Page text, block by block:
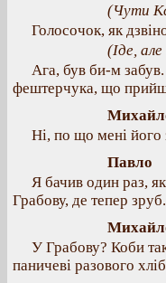
(Чути
Голосочок, як
(Іде,
Ага, був би-м
фештерчука, що
Ні, по що мені його
Павло
Я бачив один раз,
Грабову, де тепер зруб.
У Грабову? Коби
паничеві разового